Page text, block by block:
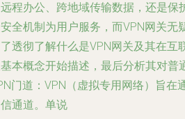
程办公、跨地域传输数据，还是保
全机制为用户服务，而VPN网关无
透彻了解什么是VPN网关及其在互
本概念开始描述，最后分析其对普
门道：VPN（虚拟专用网络）旨在
通道。单说